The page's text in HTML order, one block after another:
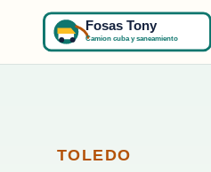
TOLEDO